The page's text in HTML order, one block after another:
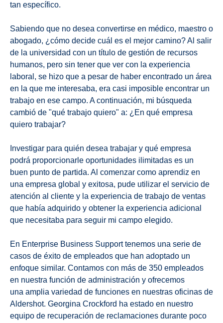
tan específico.
Sabiendo que no desea convertirse en médico, maestro o
abogado, ¿cómo decide cuál es el mejor camino? Al salir
de la universidad con un título de gestión de recursos
humanos, pero sin tener que ver con la experiencia
laboral, se hizo que a pesar de haber encontrado un área
en la que me interesaba, era casi imposible encontrar un
trabajo en ese campo. A continuación, mi búsqueda
cambió de "qué trabajo quiero" a: ¿En qué empresa
quiero trabajar?
Investigar para quién desea trabajar y qué empresa
podrá proporcionarle oportunidades ilimitadas es un
buen punto de partida. Al comenzar como aprendiz en
una empresa global y exitosa, pude utilizar el servicio de
atención al cliente y la experiencia de trabajo de ventas
que había adquirido y obtener la experiencia adicional
que necesitaba para seguir mi campo elegido.
En Enterprise Business Support tenemos una serie de
casos de éxito de empleados que han adoptado un
enfoque similar. Contamos con más de 350 empleados
en nuestra función de administración y ofrecemos
una amplia variedad de funciones en nuestras oficinas de
Aldershot. Georgina Crockford ha estado en nuestro
equipo de recuperación de reclamaciones durante poco